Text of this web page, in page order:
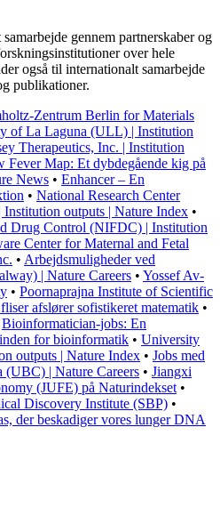
gennem partnerskaber og
over hele
også til internationalt samarbejde
publikationer.
Zentrum Berlin for Materials
of La Laguna (ULL) | Institution
Therapeutics, Inc. | Institution
Fever Map: Et dybdegående kig på
News • Enhancer – En
• National Research Center
outputs | Nature Index •
Drug Control (NIFDC) | Institution
Center for Maternal and Fetal
• Arbejdsmuligheder ved
| Nature Careers • Yossef Av-
• Poornaprajna Institute of Scientific
afslører sofistikeret matematik •
Bioinformatician-jobs: En
for bioinformatik • University
outputs | Nature Index • Jobs med
| Nature Careers • Jiangxi
(JUFE) på Naturindekset •
Discovery Institute (SBP) •
der beskadiger vores lunger DNA